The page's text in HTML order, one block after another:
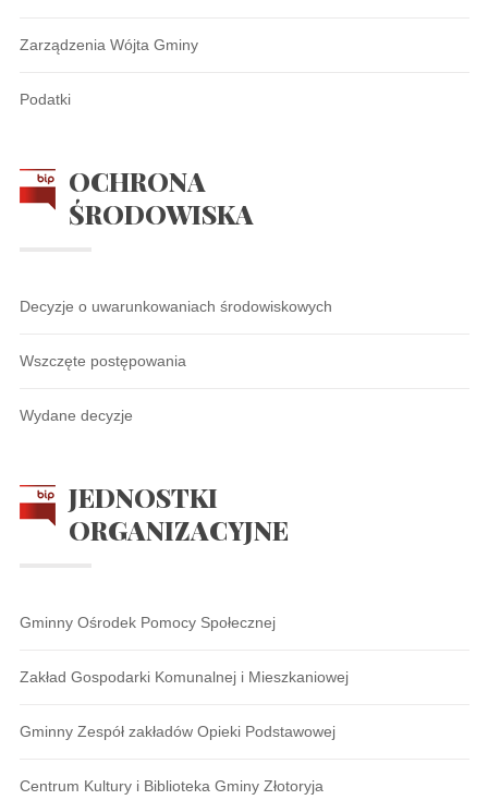
Zarządzenia Wójta Gminy
Podatki
OCHRONA
ŚRODOWISKA
Decyzje o uwarunkowaniach środowiskowych
Wszczęte postępowania
Wydane decyzje
JEDNOSTKI
ORGANIZACYJNE
Gminny Ośrodek Pomocy Społecznej
Zakład Gospodarki Komunalnej i Mieszkaniowej
Gminny Zespół zakładów Opieki Podstawowej
Centrum Kultury i Biblioteka Gminy Złotoryja